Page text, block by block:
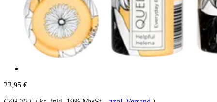
23,95 €